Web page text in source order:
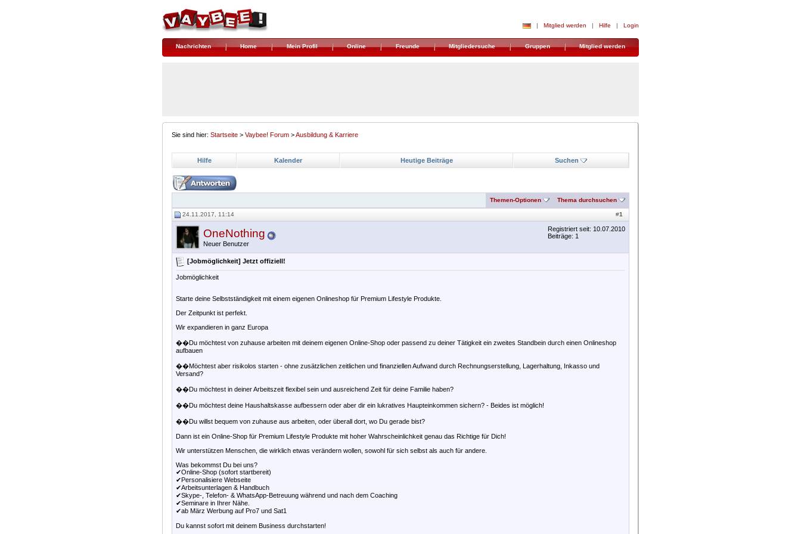
| Mitglied werden | Hilfe | Login
Nachrichten Home Mein Profil Online Freunde Mitgliedersuche Gruppen Mitglied werden
Sie sind hier: Startseite > Vaybee! Forum >Ausbildung & Karriere
Hilfe Kalender Heutige Beiträge Suchen
Themen-Optionen Thema durchsuchen
#1
24.11.2017, 11:14
OneNothing
Neuer Benutzer
Registriert seit: 10.07.2010
Beiträge: 1
[Jobmöglichkeit] Jetzt offiziell!
Jobmöglichkeit
Starte deine Selbstständigkeit mit einem eigenen Onlineshop für Premium Lifestyle Produkte.
Der Zeitpunkt ist perfekt.
Wir expandieren in ganz Europa
��Du möchtest von zuhause arbeiten mit deinem eigenen Online-Shop oder passend zu deiner Tätigkeit ein zweites Standbein durch einen Onlineshop
aufbauen
��Möchtest aber risikolos starten - ohne zusätzlichen zeitlichen und finanziellen Aufwand durch Rechnungserstellung, Lagerhaltung, Inkasso und
Versand?
��Du möchtest in deiner Arbeitszeit flexibel sein und ausreichend Zeit für deine Familie haben?
��Du möchtest deine Haushaltskasse aufbessern oder aber dir ein lukratives Haupteinkommen sichern? - Beides ist möglich!
��Du willst bequem von zuhause aus arbeiten, oder überall dort, wo Du gerade bist?
Dann ist ein Online-Shop für Premium Lifestyle Produkte mit hoher Wahrscheinlichkeit genau das Richtige für Dich!
Wir unterstützen Menschen, die wirklich etwas verändern wollen, sowohl für sich selbst als auch für andere.
Was bekommst Du bei uns?
✔Online-Shop (sofort startbereit)
✔Personalisiere Webseite
✔Arbeitsunterlagen & Handbuch
✔Skype-, Telefon- & WhatsApp-Betreuung während und nach dem Coaching
✔Seminare in Ihrer Nähe.
✔ab März Werbung auf Pro7 und Sat1
Du kannst sofort mit deinem Business durchstarten!